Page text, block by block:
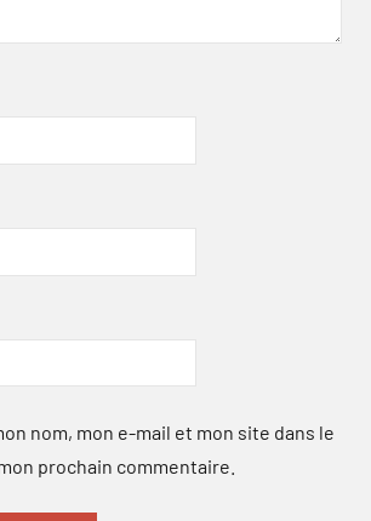
nom, mon e-mail et mon site dans le
prochain commentaire.